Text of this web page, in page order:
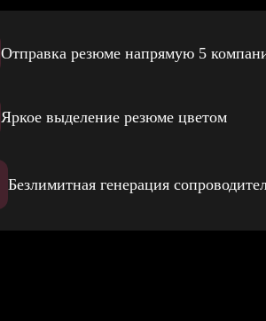
Отправка резюме напрямую 5
Яркое выделение резюме цветом
Безлимитная генерация